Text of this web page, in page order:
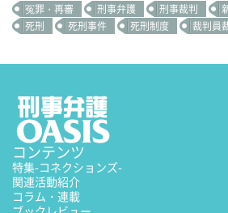
冤罪・再審
刑事弁護 刑事裁判
死刑
死刑事件 死刑制度 裁判員
コンテンツ
特集-コネクションズ-
関連活動紹介
コラム・連載